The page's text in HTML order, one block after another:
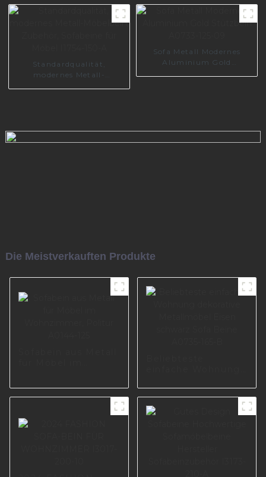
Metallmöbelfüße, Beinteile
Standardqualität,
modernes Metall-
Sofa Metall Modernes
Aluminium Gold
Die Meistverkauften Produkte
Metallmöbel Eisen
schwarz Sofa Beine
A0735-165-B